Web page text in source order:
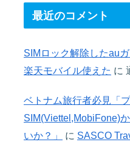
最近のコメント
SIMロック解除したau
楽天モバイル使えた に
ベトナム旅行者必見「
SIM(Viettel,MobiFone)
いか？」
に SASCO